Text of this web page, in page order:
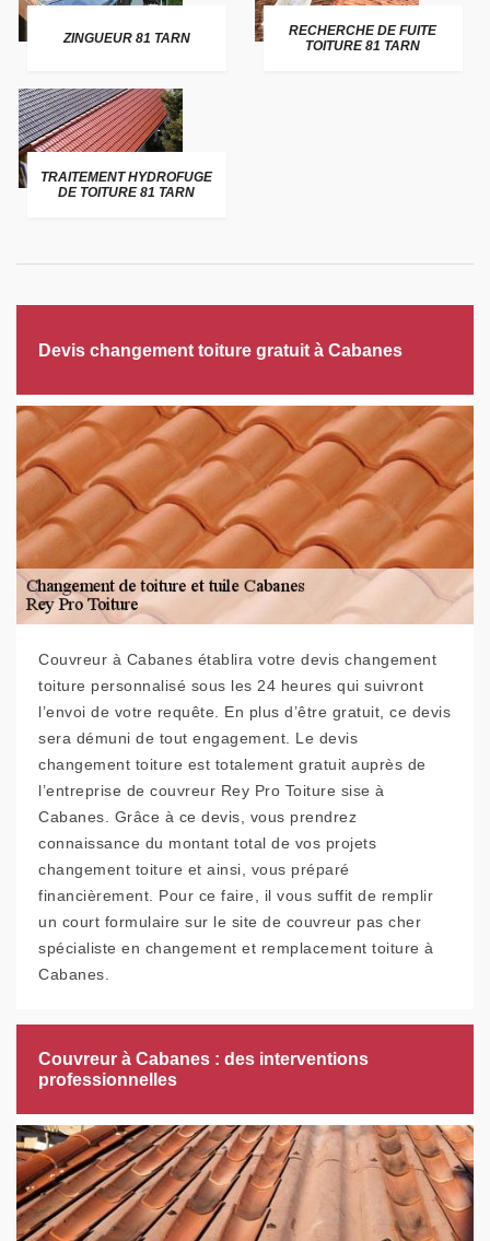
ZINGUEUR 81 TARN
RECHERCHE DE FUITE
TOITURE 81 TARN
TRAITEMENT HYDROFUGE
DE TOITURE 81 TARN
Devis changement toiture gratuit à Cabanes
Couvreur à Cabanes établira votre devis changement
toiture personnalisé sous les 24 heures qui suivront
l’envoi de votre requête. En plus d’être gratuit, ce devis
sera démuni de tout engagement. Le devis
changement toiture est totalement gratuit auprès de
l’entreprise de couvreur Rey Pro Toiture sise à
Cabanes. Grâce à ce devis, vous prendrez
connaissance du montant total de vos projets
changement toiture et ainsi, vous préparé
financièrement. Pour ce faire, il vous suffit de remplir
un court formulaire sur le site de couvreur pas cher
spécialiste en changement et remplacement toiture à
Cabanes.
Couvreur à Cabanes : des interventions
professionnelles